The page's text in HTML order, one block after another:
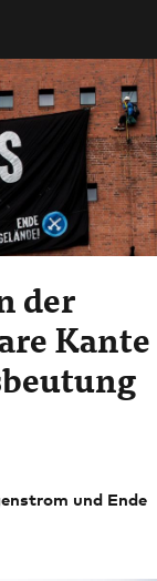
der
Kante
und Ende